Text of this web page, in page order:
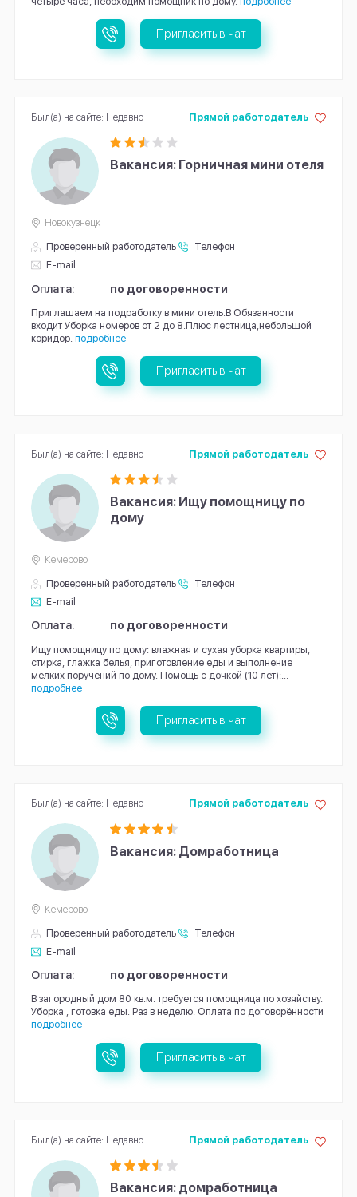
Пригласить в чат
Вакансия: Горничная мини отеля
Проверенный работодатель
Телефон
E-mail
Прямой работодатель
Новокузнецк
Оплата: по договоренности
Приглашаем на подработку в мини отель.В Обязанности
входит Уборка номеров от 2 до 8.Плюс лестница,небольшой
коридор. подробнее
Был(а) на сайте: Недавно
Пригласить в чат
Вакансия: Ищу помощницу по
дому
Проверенный работодатель
Телефон
E-mail
Прямой работодатель
Кемерово
Оплата: по договоренности
Ищу помощницу по дому: влажная и сухая уборка квартиры,
стирка, глажка белья, приготовление еды и выполнение
мелких поручений по дому. Помощь с дочкой (10 лет):...
подробнее
Был(а) на сайте: Недавно
Пригласить в чат
Вакансия: Домработница
Проверенный работодатель
Телефон
E-mail
Прямой работодатель
Кемерово
Оплата: по договоренности
В загородный дом 80 кв.м. требуется помощница по хозяйству.
Уборка , готовка еды. Раз в неделю. Оплата по договорённости
подробнее
Был(а) на сайте: Недавно
Пригласить в чат
Вакансия: домработница
Прямой работодатель
Был(а) на сайте: Недавно